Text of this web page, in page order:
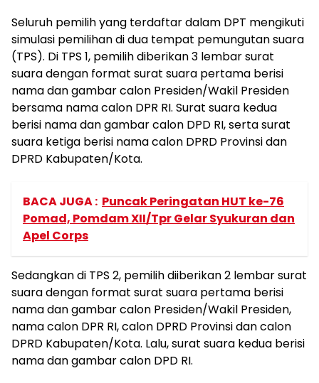
Seluruh pemilih yang terdaftar dalam DPT mengikuti
simulasi pemilihan di dua tempat pemungutan suara
(TPS). Di TPS 1, pemilih diberikan 3 lembar surat
suara dengan format surat suara pertama berisi
nama dan gambar calon Presiden/Wakil Presiden
bersama nama calon DPR RI. Surat suara kedua
berisi nama dan gambar calon DPD RI, serta surat
suara ketiga berisi nama calon DPRD Provinsi dan
DPRD Kabupaten/Kota.
BACA JUGA : Puncak Peringatan HUT ke-76
Pomad, Pomdam XII/Tpr Gelar Syukuran dan
Apel Corps
Sedangkan di TPS 2, pemilih diiberikan 2 lembar surat
suara dengan format surat suara pertama berisi
nama dan gambar calon Presiden/Wakil Presiden,
nama calon DPR RI, calon DPRD Provinsi dan calon
DPRD Kabupaten/Kota. Lalu, surat suara kedua berisi
nama dan gambar calon DPD RI.